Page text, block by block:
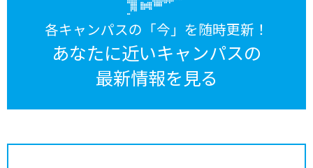
各キャンパスの「今」を随時更新！
あなたに近いキャンパスの
最新情報を見る